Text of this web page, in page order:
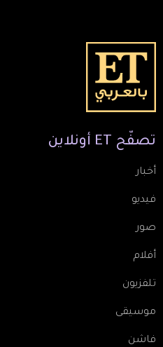
تصفّح ET أونلاين
أخبار
فيديو
صور
أفلام
تلفزيون
موسيقى
فاشن